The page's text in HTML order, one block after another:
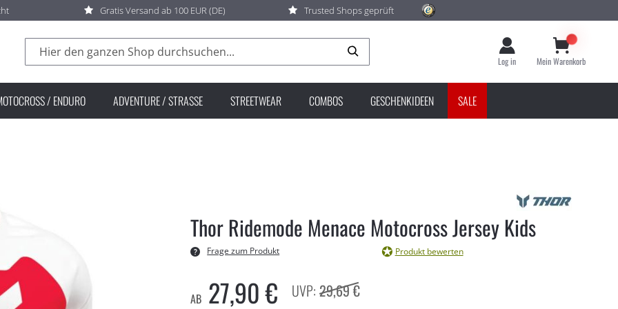
Gratis Versand ab 100 EUR (DE) Trusted Shops geprüft
Suche Log in Mein Warenkorb
/ ENDURO ADVENTURE / STRASSE STREETWEAR COMBOS GESCHENKIDEEN SALE
Thor Ridemode Menace Motocross Jersey Kids
Frage zum Produkt Produkt bewerten
AB 27,90 € 29,69 €